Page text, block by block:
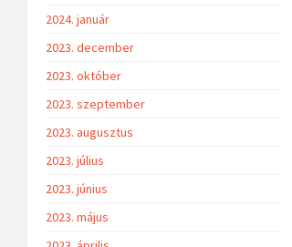
2024. január
2023. december
2023. október
2023. szeptember
2023. augusztus
2023. július
2023. június
2023. május